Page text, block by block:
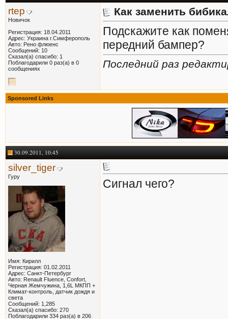
rtep
Новичок
Регистрация: 18.04.2011
Адрес: Украина г.Симферополь
Авто: Рено флюенс
Сообщений: 10
Сказал(а) спасибо: 1
Поблагодарили 0 раз(а) в 0
сообщениях
Как заменить
Подскажите как
передний бампер?
Последний раз
Sponsored Links
30.09.2011, 10:45
silver_tiger
Гуру
Имя: Кирилл
Регистрация: 01.02.2011
Адрес: Санкт-Петербург
Авто: Renault Fluence, Confort,
Черная Жемчужина, 1,6L МКПП +
Климат-контроль, датчик дождя и
света
Сообщений: 1,285
Сказал(а) спасибо: 270
Поблагодарили 334 раз(а) в 206
Сигнал чего?